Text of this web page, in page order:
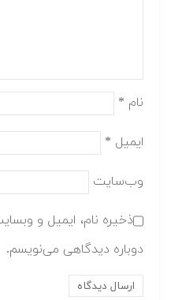
نام *
ایمیل *
وب‌سایت
ذخیره نام، ایمیل و
دوباره دیدگاهی می‌نویسم.